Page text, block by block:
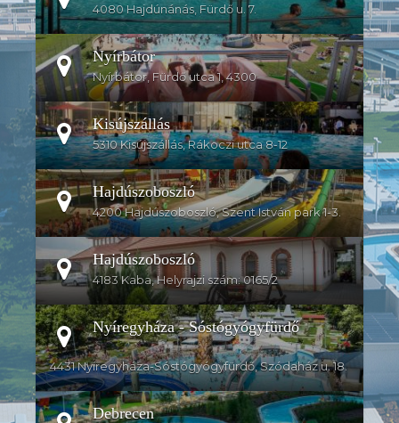
4080 Hajdúnánás, Fürdő u. 7.
Nyírbátor
Nyírbátor, Fürdő utca 1, 4300
Kisújszállás
5310 Kisújszállás, Rákoczi utca 8-12
Hajdúszoboszló
4200 Hajdúszoboszló, Szent István park 1-3.
Hajdúszoboszló
4183 Kaba, Helyrajzi szám: 0165/2
Nyíregyháza - Sóstógyógyfürdő
4431 Nyíregyháza-Sóstógyógyfürdő, Szódaház u. 18.
Debrecen